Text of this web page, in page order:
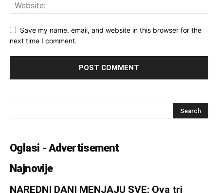
Save my name, email, and website in this browser for the
next time I comment.
Oglasi - Advertisement
Najnovije
NAREDNI DANI MENJAJU SVE: Ova tri